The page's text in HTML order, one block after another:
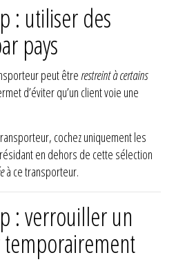
: utiliser des
pays
peut être restreint à certains
d’éviter qu’un client voie une
cochez uniquement les
en dehors de cette sélection
à ce transporteur.
: verrouiller un